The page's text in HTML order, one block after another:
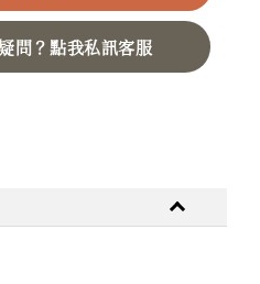
問？點我私訊客服